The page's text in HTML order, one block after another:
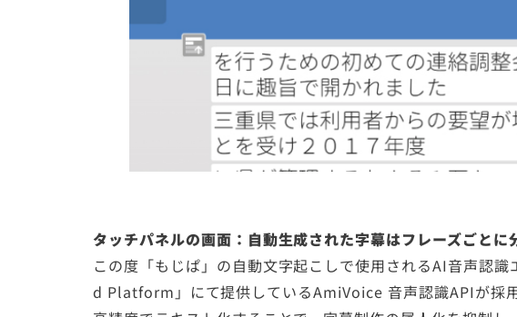
タッチパネルの画面：自動生成された字幕はフレーズごとに
この度「もじぱ」の自動文字起こしで使用されるAI音声認
d Platform」にて提供しているAmiVoice 音声認識APIが採